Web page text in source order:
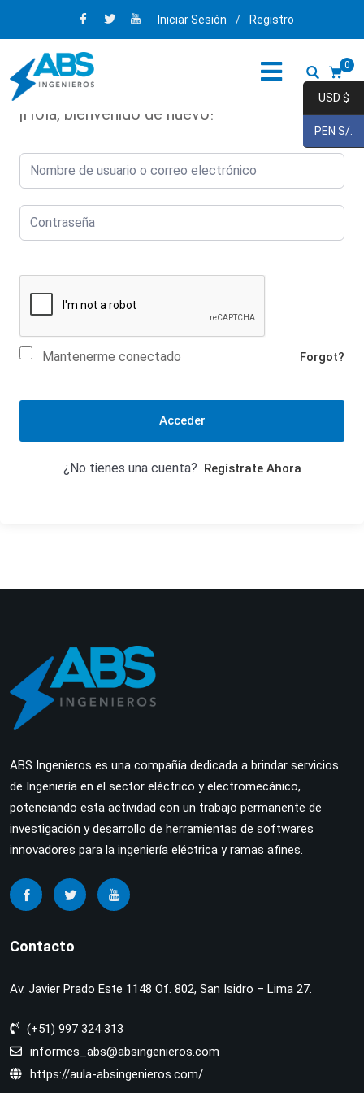
Iniciar Sesión / Registro
0
¡Hola, bienvenido de nuevo!
Mantenerme conectado Forgot?
Acceder
¿No tienes una cuenta? Regístrate Ahora
ABS Ingenieros es una compañía dedicada a brindar servicios
de Ingeniería en el sector eléctrico y electromecánico,
potenciando esta actividad con un trabajo permanente de
investigación y desarrollo de herramientas de softwares
innovadores para la ingeniería eléctrica y ramas afines.
Contacto
Av. Javier Prado Este 1148 Of. 802, San Isidro – Lima 27.
(+51) 997 324 313
informes_abs@absingenieros.com
https://aula-absingenieros.com/
USD $
PEN S/.